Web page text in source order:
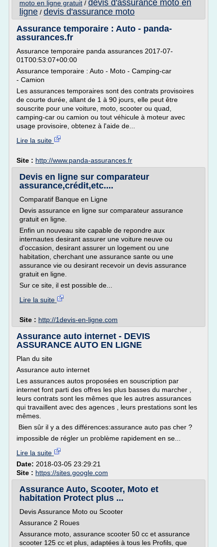
moto en ligne gratuit / devis d'assurance moto en
ligne / devis d'assurance moto
Assurance temporaire : Auto - panda-
assurances.fr
Assurance temporaire panda assurances 2017-07-
01T00:53:07+00:00
Assurance temporaire : Auto - Moto - Camping-car
- Camion
Les assurances temporaires sont des contrats provisoires
de courte durée, allant de 1 à 90 jours, elle peut être
souscrite pour une voiture, moto, scooter ou quad,
camping-car ou camion ou tout véhicule à moteur avec
usage provisoire, obtenez à l'aide de...
Lire la suite
Site : http://www.panda-assurances.fr
Devis en ligne sur comparateur
assurance,crédit,etc....
Comparatif Banque en Ligne
Devis assurance en ligne sur comparateur assurance
gratuit en ligne.
Enfin un nouveau site capable de repondre aux
internautes desirant assurer une voiture neuve ou
d'occasion, desirant assurer un logement ou une
habitation, cherchant une assurance sante ou une
assurance vie ou desirant recevoir un devis assurance
gratuit en ligne.
Sur ce site, il est possible de...
Lire la suite
Site : http://1devis-en-ligne.com
Assurance auto internet - DEVIS
ASSURANCE AUTO EN LIGNE
Plan du site
Assurance auto internet
Les assurances autos proposées en souscription par
internet font parti des offres les plus basses du marcher ,
leurs contrats sont les mêmes que les autres assurances
qui travaillent avec des agences , leurs prestations sont les
mêmes.
Bien sûr il y a des différences:assurance auto pas cher ?
impossible de régler un problème rapidement en se...
Lire la suite
Date: 2018-03-05 23:29:21
Site : https://sites.google.com
Assurance Auto, Scooter, Moto et
habitation Protect plus ...
Devis Assurance Moto ou Scooter
Assurance 2 Roues
Assurance moto, assurance scooter 50 cc et assurance
scooter 125 cc et plus, adaptées à tous les Profils, que